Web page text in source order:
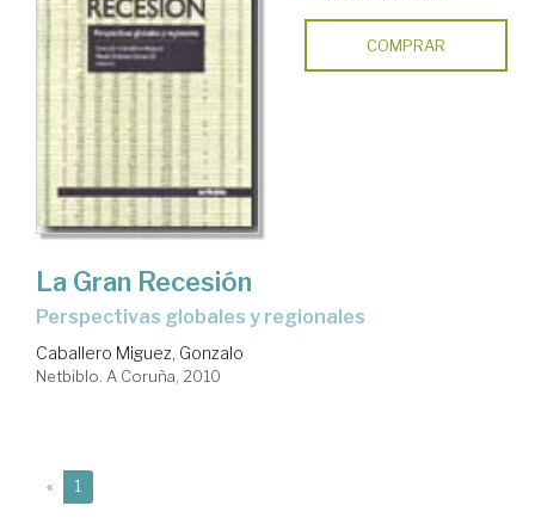
COMPRAR
La Gran Recesión
perspectivas globales y regionales
Caballero Miguez, Gonzalo
Netbiblo. A Coruña, 2010
« 1